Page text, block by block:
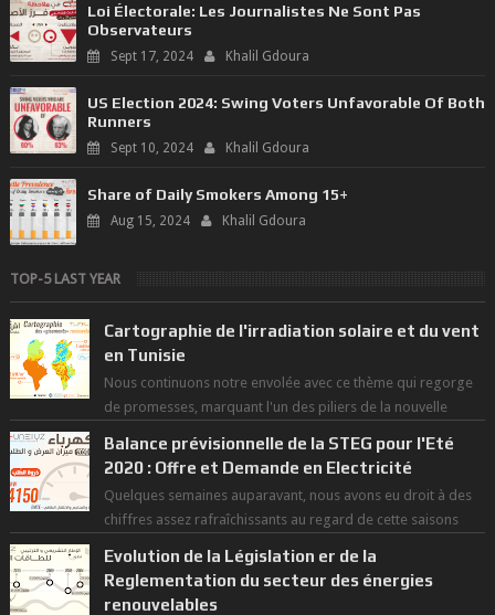
Loi Électorale: Les Journalistes Ne Sont Pas
Observateurs
Sept 17, 2024 Khalil Gdoura
US Election 2024: Swing Voters Unfavorable Of Both
Runners
Sept 10, 2024 Khalil Gdoura
Share of Daily Smokers Among 15+
Aug 15, 2024 Khalil Gdoura
TOP-5 LAST YEAR
Cartographie de l'irradiation solaire et du vent
en Tunisie
Nous continuons notre envolée avec ce thème qui regorge
de promesses, marquant l'un des piliers de la nouvelle
Balance prévisionnelle de la STEG pour l'Eté
2020 : Offre et Demande en Electricité
Quelques semaines auparavant, nous avons eu droit à des
chiffres assez rafraîchissants au regard de cette saisons
Evolution de la Législation er de la
Reglementation du secteur des énergies
renouvelables